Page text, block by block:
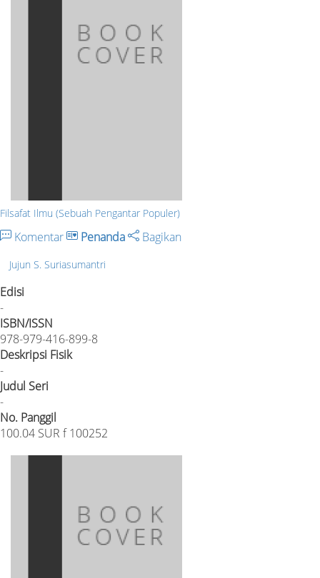
Filsafat Ilmu (Sebuah Pengantar Populer)
Komentar Penanda Bagikan
Jujun S. Suriasumantri
Edisi
-
ISBN/ISSN
978-979-416-899-8
Deskripsi Fisik
-
Judul Seri
-
No. Panggil
100.04 SUR f 100252